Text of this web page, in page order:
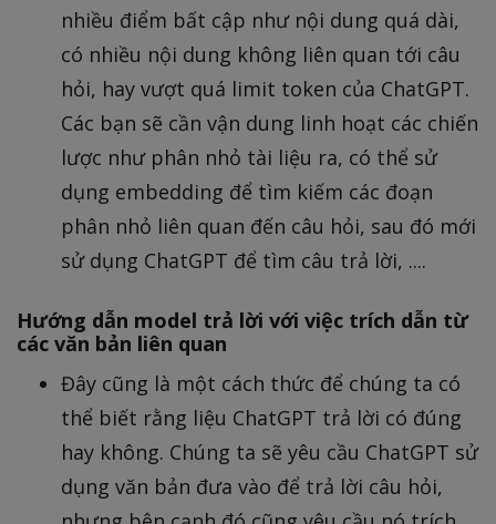
nhiều điểm bất cập như nội dung quá dài,
có nhiều nội dung không liên quan tới câu
hỏi, hay vượt quá limit token của ChatGPT.
Các bạn sẽ cần vận dung linh hoạt các chiến
lược như phân nhỏ tài liệu ra, có thể sử
dụng embedding để tìm kiếm các đoạn
phân nhỏ liên quan đến câu hỏi, sau đó mới
sử dụng ChatGPT để tìm câu trả lời, ....
Hướng dẫn model trả lời với việc trích dẫn từ
các văn bản liên quan
Đây cũng là một cách thức để chúng ta có
thể biết rằng liệu ChatGPT trả lời có đúng
hay không. Chúng ta sẽ yêu cầu ChatGPT sử
dụng văn bản đưa vào để trả lời câu hỏi,